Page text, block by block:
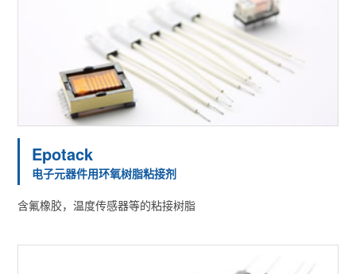
Epotack
电子元器件用环氧树脂粘接剂
含氟橡胶，温度传感器等的粘接树脂